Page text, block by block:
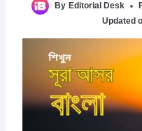
By Editorial Desk
Updated